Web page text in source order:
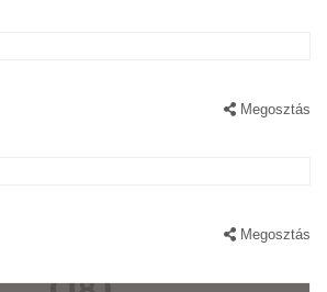
Megosztás
Megosztás